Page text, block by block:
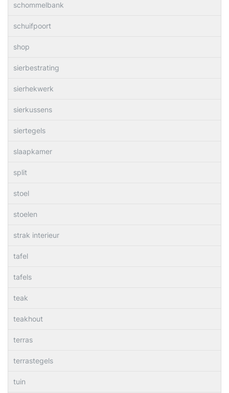
schommelbank
schuifpoort
shop
sierbestrating
sierhekwerk
sierkussens
siertegels
slaapkamer
split
stoel
stoelen
strak interieur
tafel
tafels
teak
teakhout
terras
terrastegels
tuin